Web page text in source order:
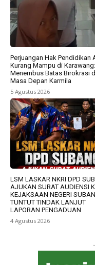
Perjuangan Hak Pendidikan
Kurang Mampu di Karawang:
Menembus Batas Birokrasi
Masa Depan Karmila
5 Agustus 2026
LSM LASKAR NKRI DPD
AJUKAN SURAT AUDIENSI
KEJAKSAAN NEGERI
TUNTUT TINDAK LANJUT
LAPORAN PENGADUAN
4 Agustus 2026